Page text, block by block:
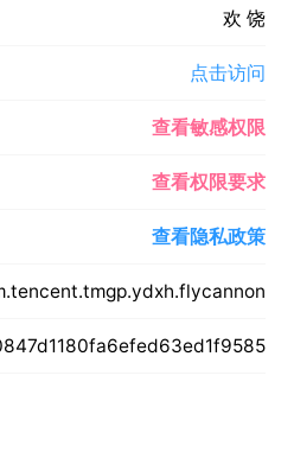
欢 饶
点击访问
查看敏感权限
查看权限要求
查看隐私政策